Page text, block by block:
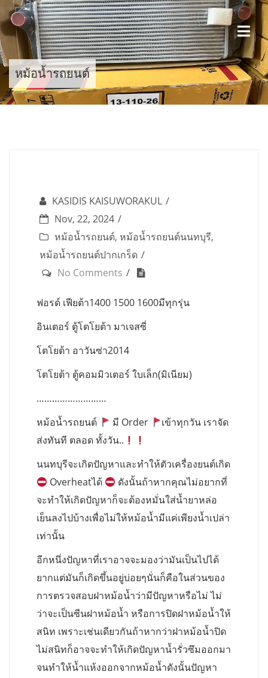
Skip
to
content
หม้อน้ำรถยนต์
KASIDIS KAISUWORAKUL
Nov, 22, 2024
หม้อน้ำรถยนต์, หม้อน้ำรถยนต์นนทบุรี,
หม้อน้ำรถยนต์ปากเกร็ด
No Comments
ฟอรด์ เฟียต้า1400 1500 1600มีทุกรุ่น
อินเตอร์ ตู้โตโยต้า มาเจสซี่
โตโยต้า อาวันซ่า2014
โตโยต้า ตู้คอมมิวเตอร์ ใบเล็ก(มิเนียม)
………………………
หม้อน้ำรถยนต์
มี Order
เข้าทุกวัน เราจัด
ส่งทันที ตลอด ทั้งวัน..
นนทบุรีจะเกิดปัญหาและทำให้ตัวเครื่องยนต์เกิด
Overheatได้
ดังนั้นถ้าหากคุณไม่อยากที่
จะทำให้เกิดปัญหาก็จะต้องหมั่นใส่น้ำยาหล่อ
เย็นลงไปบ้างเพื่อไม่ให้หม้อน้ำมีแค่เพียงน้ำเปล่า
เท่านั้น
อีกหนึ่งปัญหาที่เราอาจจะมองว่ามันเป็นไปได้
ยากแต่มันก็เกิดขึ้นอยู่บ่อยๆนั่นก็คือในส่วนของ
การตรวจสอบฝาหม้อน้ำว่ามีปัญหาหรือไม่ ไม่
ว่าจะเป็นซีนฝาหม้อน้ำ หรือการปิดฝาหม้อน้ำให้
สนิท เพราะเช่นเดียวกันถ้าหากว่าฝาหม้อน้ำปิด
ไม่สนิทก็อาจจะทำให้เกิดปัญหาน้ำรั่วซึมออกมา
จนทำให้น้ำแห้งออกจากหม้อน้ำดังนั้นปัญหา